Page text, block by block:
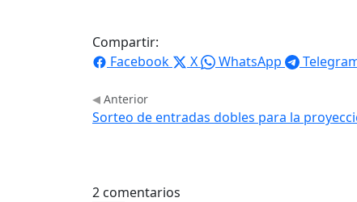
Compartir:
Facebook
X WhatsApp
Anterior
Sorteo de entradas dobles para la
2 comentarios